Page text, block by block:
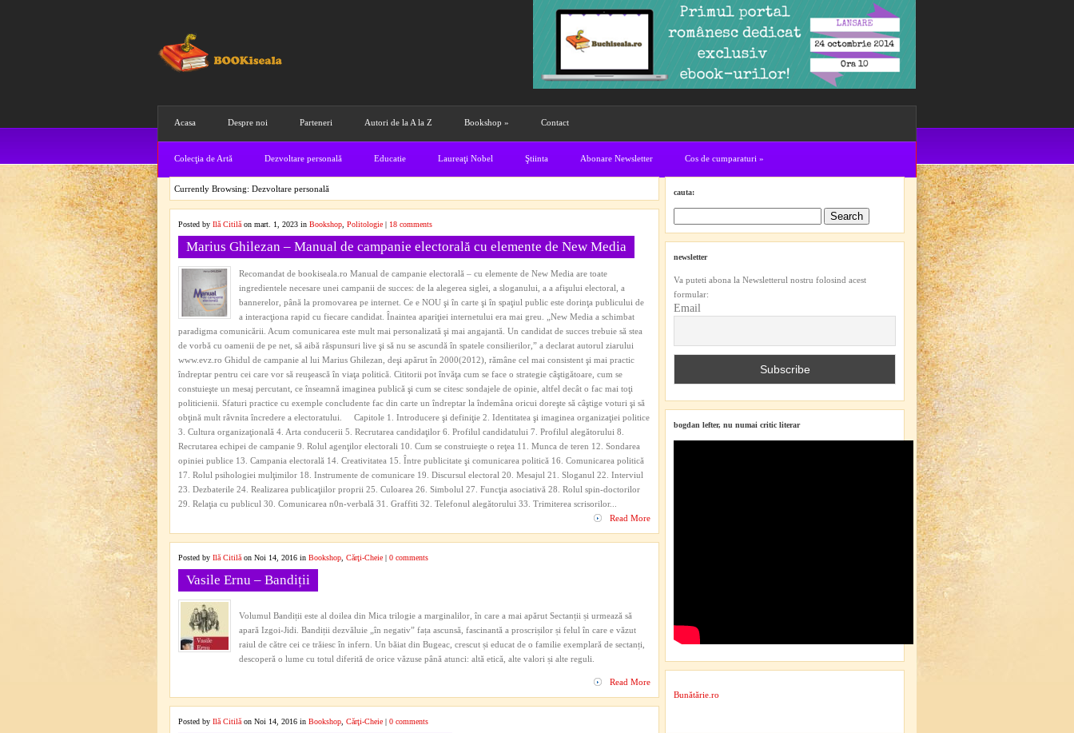
Acasa Despre noi Parteneri Autori de la A la Z Bookshop » Contact
Colecţia de Artă Dezvoltare personală Educatie Laureaţi Nobel Ştiinta Abonare Newsletter Cos de cumparaturi »
Currently Browsing: Dezvoltare personală
Posted by Ilă Citilă on mart. 1, 2023 in Bookshop Politologie | 18 comments
Marius Ghilezan – Manual de campanie electorală cu elemente de New Media
Recomandat de bookiseala.ro Manual de campanie electorală – cu elemente de New Media are toate
ingredientele necesare unei campanii de succes: de la alegerea siglei, a sloganului, a a afişului electoral, a
bannerelor, până la promovarea pe internet. Ce e NOU şi în carte şi în spaţiul public este dorinţa publicului de
a interacţiona rapid cu fiecare candidat. Înaintea apariţiei internetului era mai greu. „New Media a schimbat
paradigma comunicării. Acum comunicarea este mult mai personalizată şi mai angajantă. Un candidat de succes trebuie să stea
de vorbă cu oamenii de pe net, să aibă răspunsuri live şi să nu se ascundă în spatele consilierilor,” a declarat autorul ziarului
www.evz.ro Ghidul de campanie al lui Marius Ghilezan, deşi apărut în 2000(2012), rămâne cel mai consistent şi mai practic
îndreptar pentru cei care vor să reuşească în viaţa politică. Cititorii pot învăţa cum se face o strategie câştigătoare, cum se
constuieşte un mesaj percutant, ce înseamnă imaginea publică şi cum se citesc sondajele de opinie, altfel decât o fac mai toţi
politicienii. Sfaturi practice cu exemple concludente fac din carte un îndreptar la îndemâna oricui doreşte să câştige voturi şi să
obţină mult râvnita încredere a electoratului. Capitole 1. Introducere şi definiţie 2. Identitatea şi imaginea organizaţiei politice
3. Cultura organizaţională 4. Arta conducerii 5. Recrutarea candidaţilor 6. Profilul candidatului 7. Profilul alegătorului 8.
Recrutarea echipei de campanie 9. Rolul agenţilor electorali 10. Cum se construieşte o reţea 11. Munca de teren 12. Sondarea
opiniei publice 13. Campania electorală 14. Creativitatea 15. Între publicitate şi comunicarea politică 16. Comunicarea politică
17. Rolul psihologiei mulţimilor 18. Instrumente de comunicare 19. Discursul electoral 20. Mesajul 21. Sloganul 22. Interviul
23. Dezbaterile 24. Realizarea publicaţiilor proprii 25. Culoarea 26. Simbolul 27. Funcţia asociativă 28. Rolul spin-doctorilor
29. Relaţia cu publicul 30. Comunicarea n0n-verbală 31. Graffiti 32. Telefonul alegătorului 33. Trimiterea scrisorilor...
Read More
Posted by Ilă Citilă on Noi 14, 2016 in Bookshop Cărţi-Cheie | 0 comments
Vasile Ernu – Bandiții
Volumul Bandiții este al doilea din Mica trilogie a marginalilor, în care a mai apărut Sectanții și urmează să
apară Izgoi-Jidi. Bandiții dezvăluie „în negativ” fața ascunsă, fascinantă a proscrișilor și felul în care e văzut
raiul de către cei ce trăiesc în infern. Un băiat din Bugeac, crescut și educat de o familie exemplară de sectanți,
descoperă o lume cu totul diferită de orice văzuse până atunci: altă etică, alte valori și alte reguli.
Read More
Posted by Ilă Citilă on Noi 14, 2016 in Bookshop Cărţi-Cheie | 0 comments
cauta:
newsletter
Va puteti abona la Newsletterul nostru folosind acest
formular:
Email
bogdan lefter, nu numai critic literar
Bunătărie.ro